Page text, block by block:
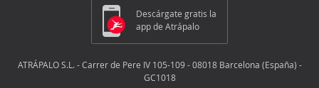
Descárgate gratis la
app de Atrápalo
ATRÁPALO S.L. - Carrer de Pere IV 105-109 - 08018 Barcelona (España) -
GC1018